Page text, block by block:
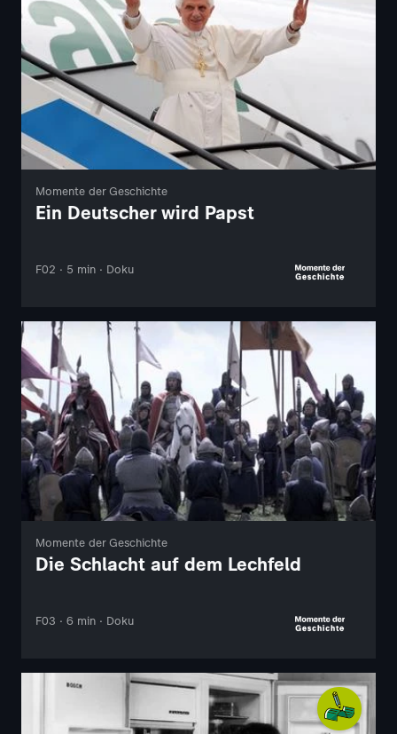
Momente der Geschichte
Ein Deutscher wird Papst
F02 · 5 min · Doku
Momente der Geschichte
Die Schlacht auf dem Lechfeld
F03 · 6 min · Doku